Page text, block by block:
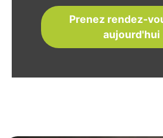
Prenez rendez-
aujourd'hui